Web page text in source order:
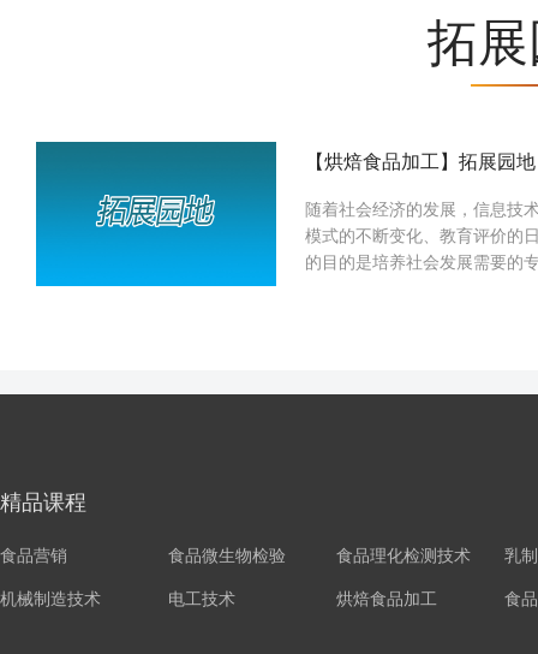
拓
【烘焙食品加工】拓展园地
随着社会经济的发展，信息技
模式的不断变化、教育评价的
的目的是培养社会发展需要的
精品课程
食品营销 食品微生物检验 食品理化检测技术 乳
机械制造技术 电工技术 烘焙食品加工 食